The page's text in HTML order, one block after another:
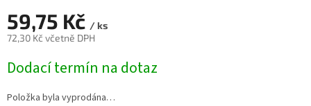
59,75 Kč / ks
72,30 Kč včetně DPH
cena:
Dodací termín na dotaz
Položka byla vyprodána…